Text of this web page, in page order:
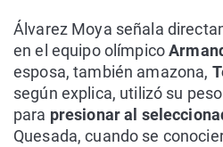
Álvarez Moya señala
en el equipo olímpico
esposa, también amazona,
según explica, utilizó su
para presionar al
Quesada, cuando se